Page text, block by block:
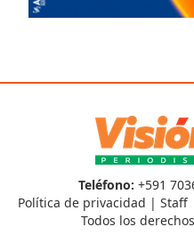
Teléfono: +591
Política de privacidad | Staff
Todos los